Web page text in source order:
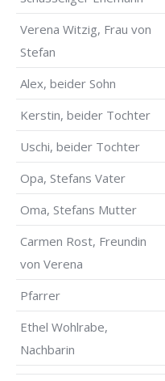
Verena Witzig, Frau von
Stefan
Alex, beider Sohn
Kerstin, beider Tochter
Uschi, beider Tochter
Opa, Stefans Vater
Oma, Stefans Mutter
Carmen Rost, Freundin
von Verena
Pfarrer
Ethel Wohlrabe,
Nachbarin